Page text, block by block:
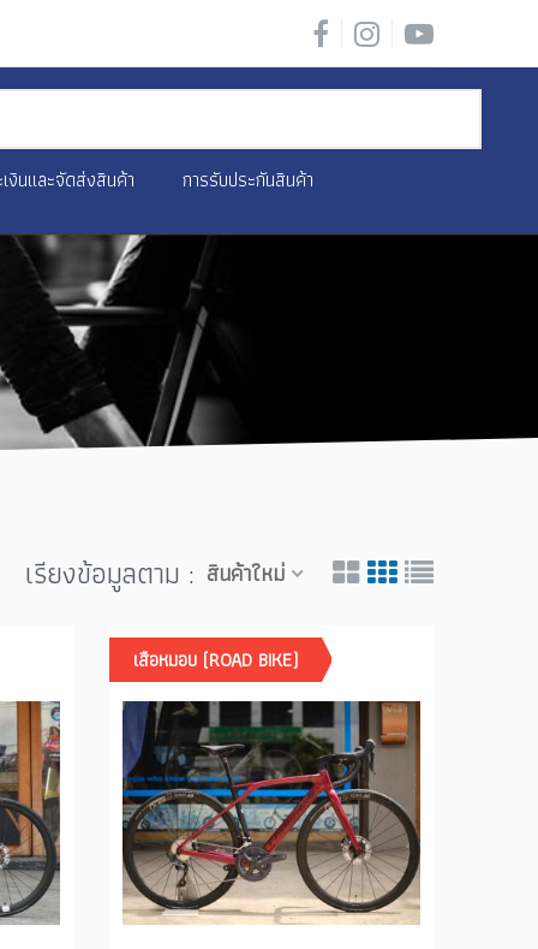
งินและจัดส่งสินค้า การรับประกันสินค้า
เรียงข้อมูลตาม : สินค้าใหม่
เสือหมอบ (ROAD BIKE)